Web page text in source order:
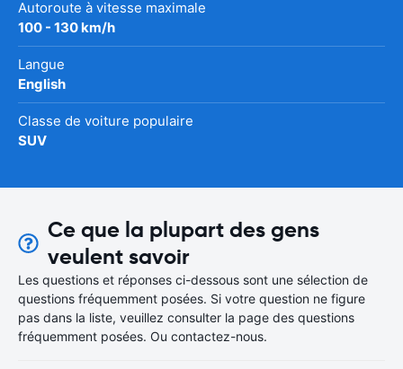
Autoroute à vitesse maximale
100 - 130 km/h
Langue
English
Classe de voiture populaire
SUV
Ce que la plupart des gens
veulent savoir
Les questions et réponses ci-dessous sont une sélection de
questions fréquemment posées. Si votre question ne figure
pas dans la liste, veuillez consulter la page des questions
fréquemment posées. Ou contactez-nous.